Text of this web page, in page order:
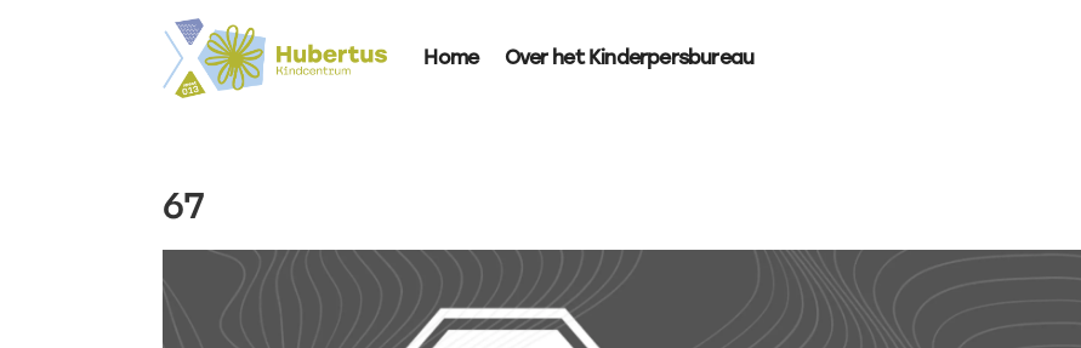
Home Over het Kinderpersbureau
67